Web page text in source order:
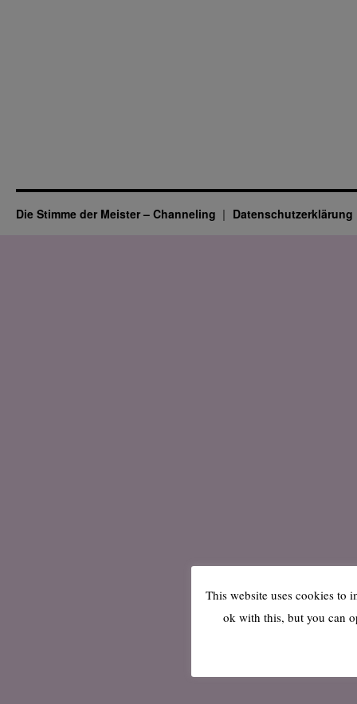
Die Stimme der Meister – Channeling Datenschutz­erklärung
This website uses cookies to
ok with this, but you can